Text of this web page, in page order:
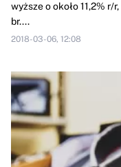
wyższe o około 11,2% r/
br....
2018-03-06, 12:08